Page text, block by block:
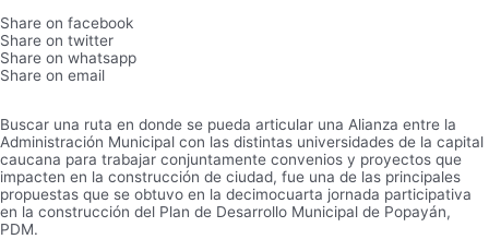
Share on facebook
Share on twitter
Share on whatsapp
Share on email
Buscar una ruta en donde se pueda articular una Alianza entre la
Administración Municipal con las distintas universidades de la capital
caucana para trabajar conjuntamente convenios y proyectos que
impacten en la construcción de ciudad, fue una de las principales
propuestas que se obtuvo en la decimocuarta jornada participativa
en la construcción del Plan de Desarrollo Municipal de Popayán,
PDM.